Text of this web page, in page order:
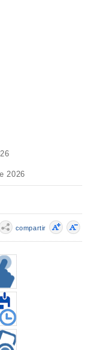
2026
compartir